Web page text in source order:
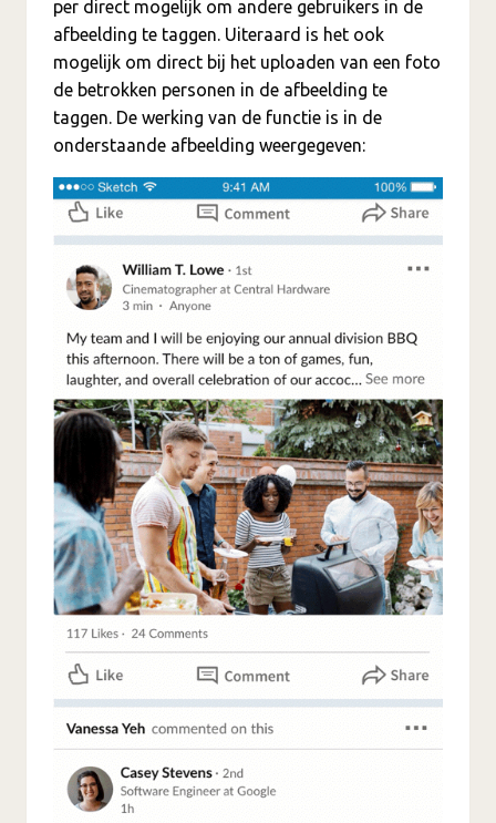
per direct mogelijk om andere gebruikers in de
afbeelding te taggen. Uiteraard is het ook
mogelijk om direct bij het uploaden van een foto
de betrokken personen in de afbeelding te
taggen. De werking van de functie is in de
onderstaande afbeelding weergegeven: